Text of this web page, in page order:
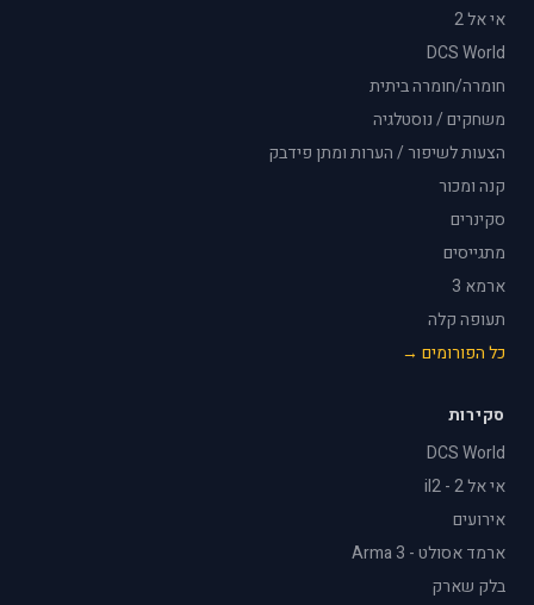
אי אל 2
DCS World
חומרה/חומרה ביתית
משחקים / נוסטלגיה
הצעות לשיפור / הערות ומתן פידבק
קנה ומכור
סקינרים
מתגייסים
ארמא 3
תעופה קלה
כל הפורומים →
סקירות
DCS World
אי אל 2 - il2
אירועים
ארמד אסולט - Arma 3
בלק שארק